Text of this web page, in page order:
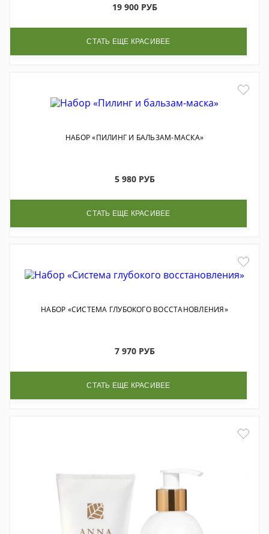
19 900 РУБ
СТАТЬ ЕЩЕ КРАСИВЕЕ
НАБОР «ПИЛИНГ И БАЛЬЗАМ-МАСКА»
5 980 РУБ
СТАТЬ ЕЩЕ КРАСИВЕЕ
НАБОР «СИСТЕМА ГЛУБОКОГО ВОССТАНОВЛЕНИЯ»
7 970 РУБ
СТАТЬ ЕЩЕ КРАСИВЕЕ